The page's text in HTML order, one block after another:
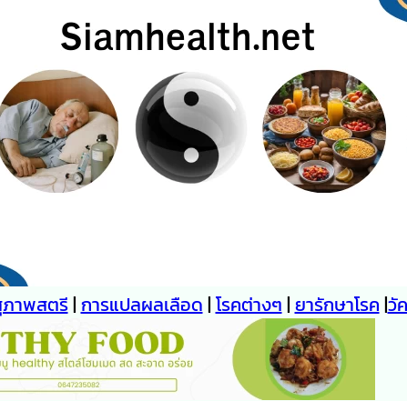
าพสตรี|การแปลผลเลือด|โรคต่างๆ|ยารักษาโรค|วั